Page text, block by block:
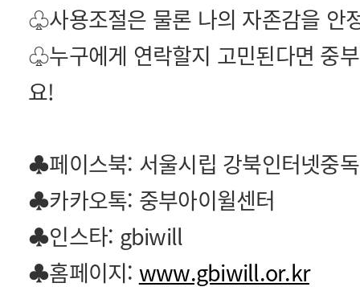
♧사용조절은 물론 나의 자존감을 안
♧누구에게 연락할지 고민된다면 중
요!
♣페이스북: 서울시립 강북인터넷중
♣카카오톡: 중부아이윌센터
♣인스타: gbiwill
♣홈페이지: www.gbiwill.or.kr